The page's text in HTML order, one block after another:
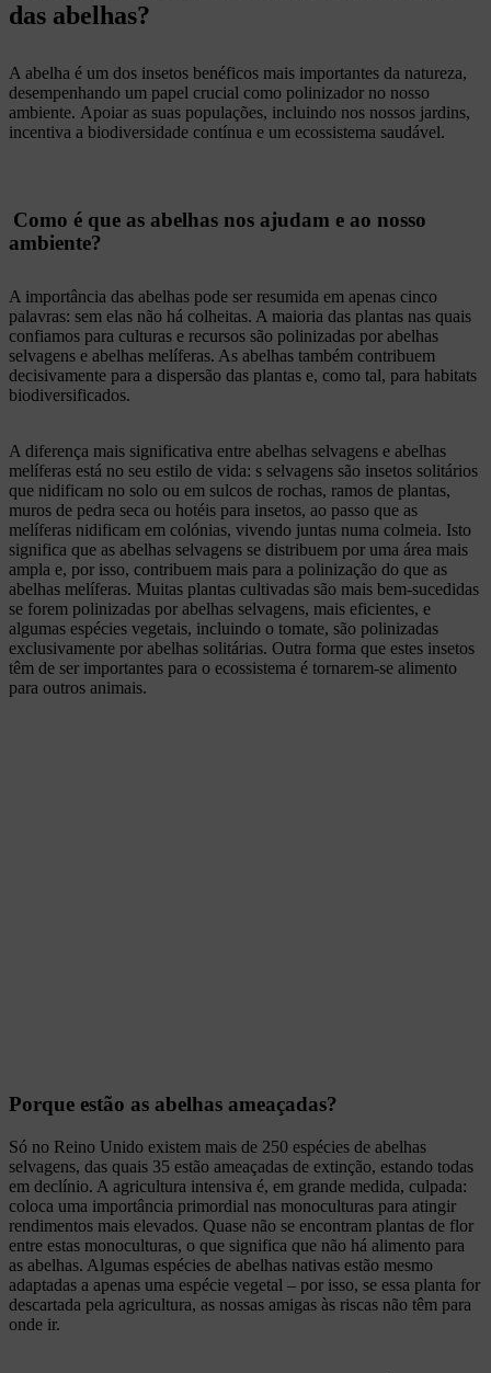
das abelhas?
A abelha é um dos insetos benéficos mais importantes da natureza,
desempenhando um papel crucial como polinizador no nosso
ambiente. Apoiar as suas populações, incluindo nos nossos jardins,
incentiva a biodiversidade contínua e um ecossistema saudável.
Como é que as abelhas nos ajudam e ao nosso
ambiente?
A importância das abelhas pode ser resumida em apenas cinco
palavras: sem elas não há colheitas. A maioria das plantas nas quais
confiamos para culturas e recursos são polinizadas por abelhas
selvagens e abelhas melíferas. As abelhas também contribuem
decisivamente para a dispersão das plantas e, como tal, para habitats
biodiversificados.
A diferença mais significativa entre abelhas selvagens e abelhas
melíferas está no seu estilo de vida: s selvagens são insetos solitários
que nidificam no solo ou em sulcos de rochas, ramos de plantas,
muros de pedra seca ou hotéis para insetos, ao passo que as
melíferas nidificam em colónias, vivendo juntas numa colmeia. Isto
significa que as abelhas selvagens se distribuem por uma área mais
ampla e, por isso, contribuem mais para a polinização do que as
abelhas melíferas. Muitas plantas cultivadas são mais bem-sucedidas
se forem polinizadas por abelhas selvagens, mais eficientes, e
algumas espécies vegetais, incluindo o tomate, são polinizadas
exclusivamente por abelhas solitárias. Outra forma que estes insetos
têm de ser importantes para o ecossistema é tornarem-se alimento
para outros animais.
Porque estão as abelhas ameaçadas?
Só no Reino Unido existem mais de 250 espécies de abelhas
selvagens, das quais 35 estão ameaçadas de extinção, estando todas
em declínio. A agricultura intensiva é, em grande medida, culpada:
coloca uma importância primordial nas monoculturas para atingir
rendimentos mais elevados. Quase não se encontram plantas de flor
entre estas monoculturas, o que significa que não há alimento para
as abelhas. Algumas espécies de abelhas nativas estão mesmo
adaptadas a apenas uma espécie vegetal – por isso, se essa planta for
descartada pela agricultura, as nossas amigas às riscas não têm para
onde ir.